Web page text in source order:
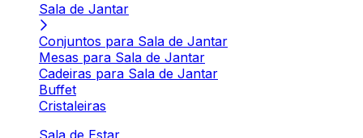
Sala de Jantar
Conjuntos para Sala de Jantar
Mesas para Sala de Jantar
Cadeiras para Sala de Jantar
Buffet
Cristaleiras
Sala de Estar